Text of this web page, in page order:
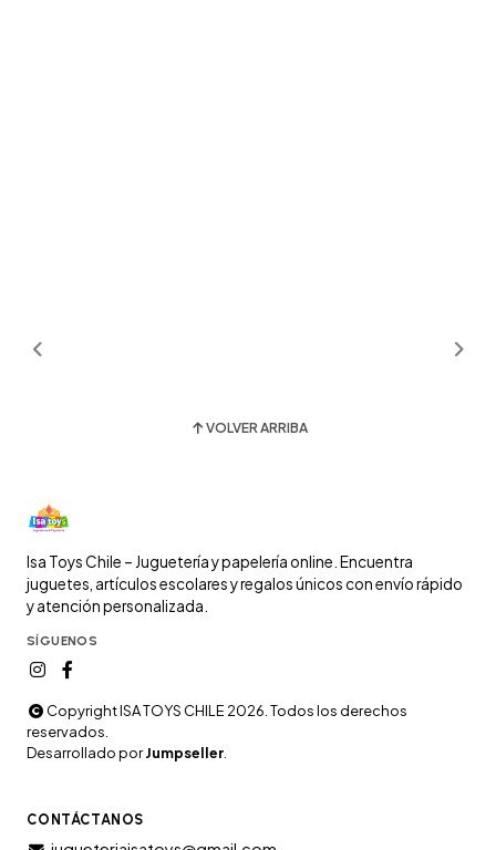
VOLVER ARRIBA
Isa Toys Chile – Juguetería y papelería online. Encuentra
juguetes, artículos escolares y regalos únicos con envío rápido
y atención personalizada.
SÍGUENOS
Copyright ISA TOYS CHILE 2026. Todos los derechos
reservados.
Desarrollado porJumpseller.
CONTÁCTANOS